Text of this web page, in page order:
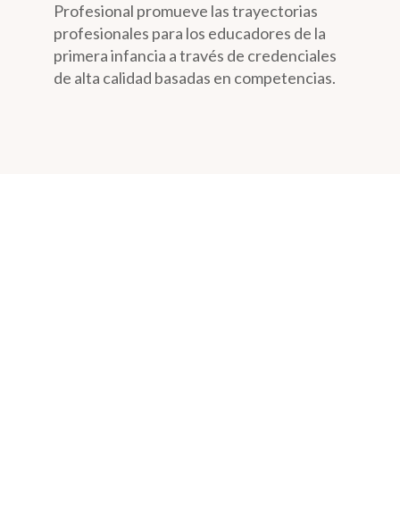
Profesional promueve las trayectorias
profesionales para los educadores de la
primera infancia a través de credenciales
de alta calidad basadas en competencias.